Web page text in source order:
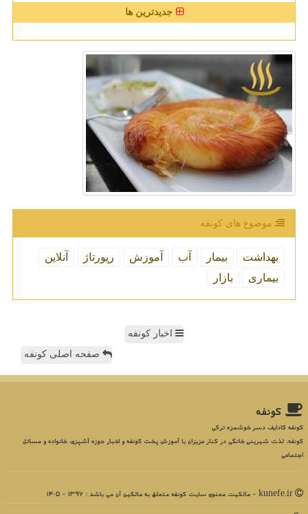
جدیدترین ها
موضوع های كونفه
بهداشت بیمار آب آموزش رپورتاژ
آنلاین
بیماری
بازار
اخبار کونفه
صفحه اصلی کونفه
كونفه
کونفه کادایف دسر خوشمزه ترکی
کونفه، لذت شیرینی خانگی در کنار عزیزان با آموزش پخت کونفه و اخبار حوزه آشپزی، خانواده و مسائل
اجتماعی